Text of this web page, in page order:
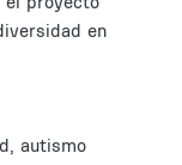
en
autismo